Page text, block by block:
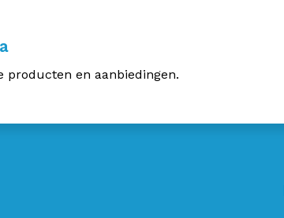
producten en aanbiedingen.